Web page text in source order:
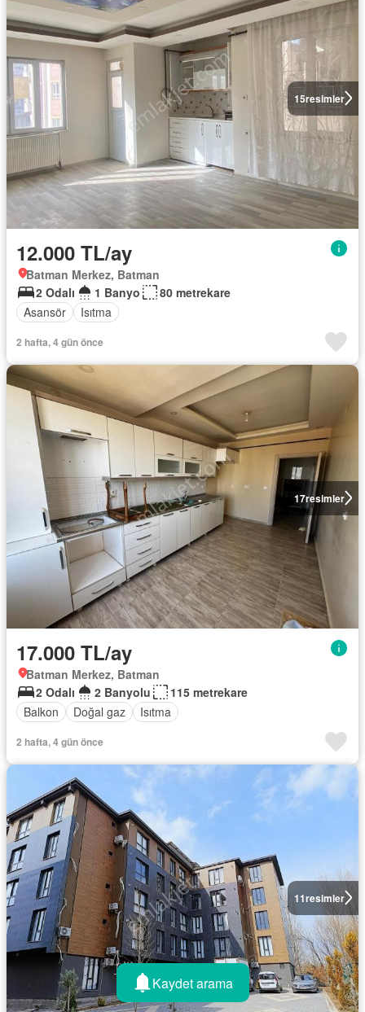
15resimler
12.000 TL/ay
Batman Merkez, Batman
2 Odalı
1 Banyo
80 metrekare
Asansör
Isıtma
2 hafta, 4 gün önce
17resimler
17.000 TL/ay
Batman Merkez, Batman
2 Odalı
2 Banyolu
115 metrekare
Balkon
Doğal gaz Isıtma
2 hafta, 4 gün önce
11resimler
Kaydet arama